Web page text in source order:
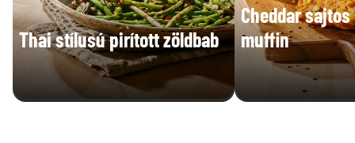
Thai stílusú pirított zöldbab
Cheddar
muffin